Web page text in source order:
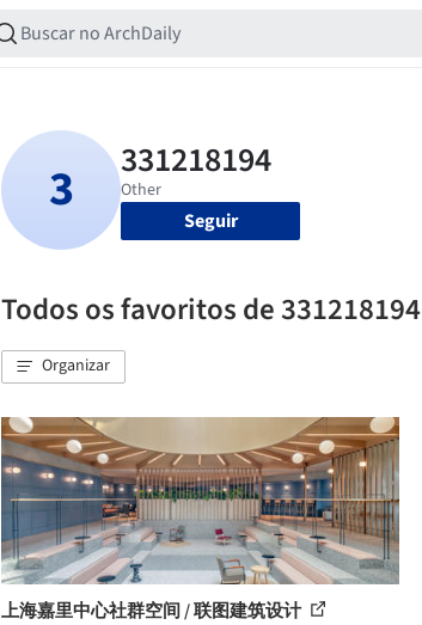
Seguir
Todos os favoritos de 331218194
Organizar
上海嘉里中心社群空间 / 联图建筑设计